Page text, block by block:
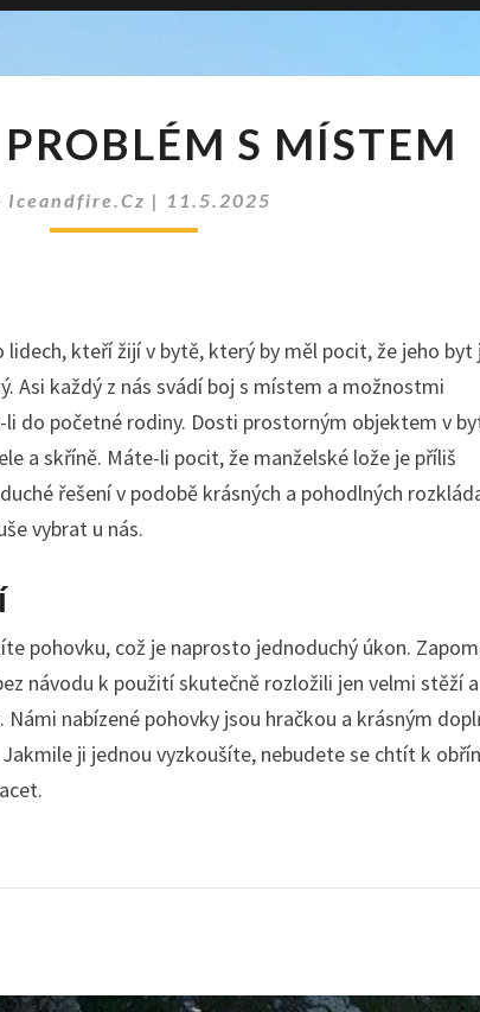
PROBLÉM
MÍSTEM
S MÍSTEM
Iceandfire.cz | 11.5.2025
lidech, kteří žijí v bytě, který by měl pocit, že jeho byt
Asi každý z nás svádí boj s místem a možnostmi
do početné rodiny. Dosti prostorným objektem v
a skříně. Máte-li pocit, že manželské lože je příliš
řešení v podobě krásných a pohodlných
vybrat u nás.
pohovku, což je naprosto jednoduchý úkon.
návodu k použití skutečně rozložili jen velmi stěží
nabízené pohovky jsou hračkou a krásným
ji jednou vyzkoušíte, nebudete se chtít k